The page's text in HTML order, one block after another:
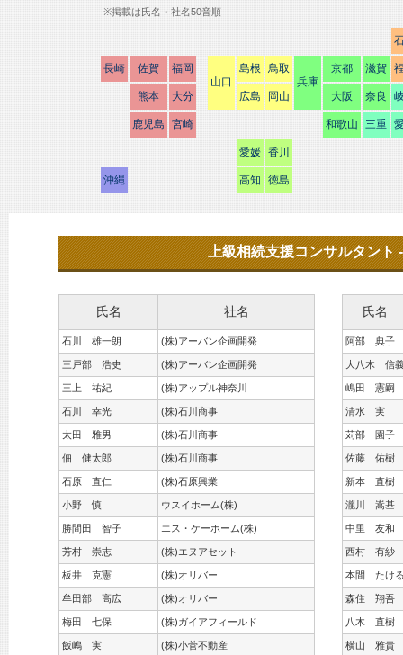
※掲載は氏名・社名50音順
長崎 佐賀
福岡
山口
島根
鳥取
兵庫
京都 滋賀
熊本 大分 広島 岡山 大阪 奈良
鹿児島 宮崎 和歌山 三重
愛媛 香川
沖縄 高知 徳島
上級相続支援コンサルタント
氏名 社名
石川 雄一朗 (株)アーバン企画開発
三戸部 浩史 (株)アーバン企画開発
三上 祐紀 (株)アップル神奈川
石川 幸光 (株)石川商事
太田 雅男 (株)石川商事
佃 健太郎 (株)石川商事
石原 直仁 (株)石原興業
小野 慎 ウスイホーム(株)
勝間田 智子 エス・ケーホーム(株)
芳村 崇志 (株)エヌアセット
板井 克憲 (株)オリバー
牟田部 高広 (株)オリバー
梅田 七保 (株)ガイアフィールド
飯嶋 実 (株)小菅不動産
氏名
阿部 典子
大八木 信
嶋田 憲嗣
清水 実
苅部 園子
佐藤 佑樹
新本 直樹
瀧川 嵩基
中里 友和
西村 有紗
本間 たけ
森住 翔吾
八木 直樹
横山 雅貴